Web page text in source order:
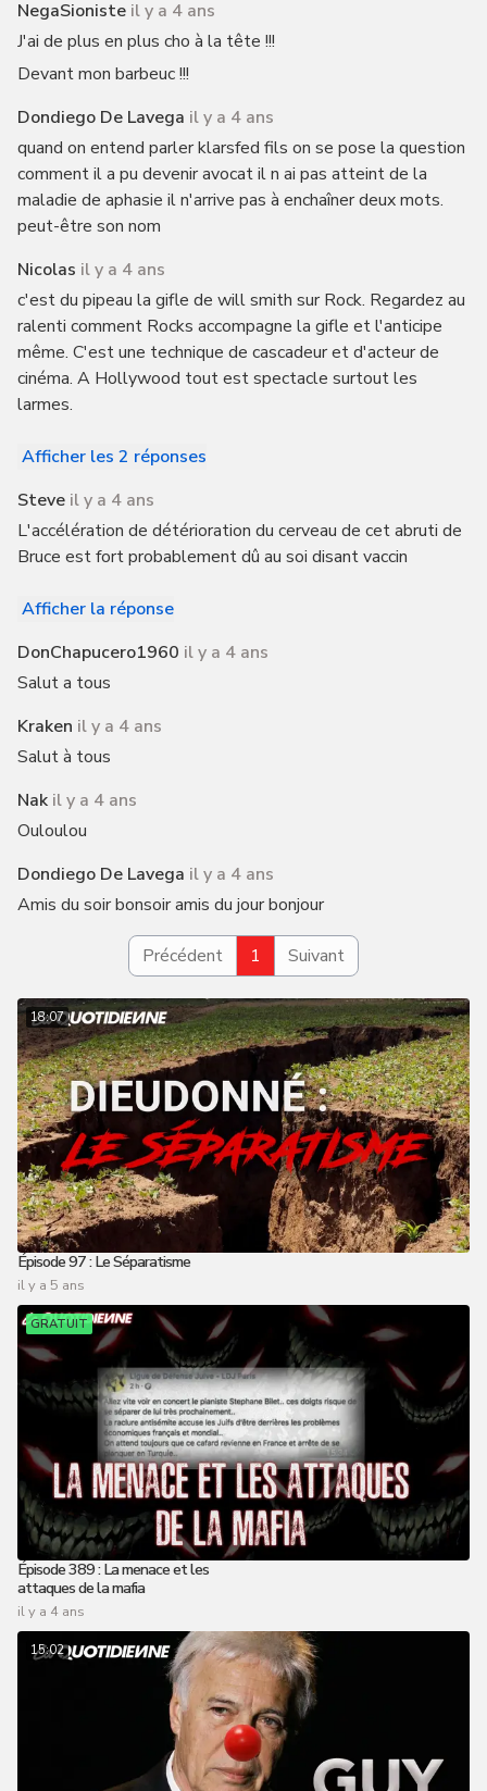
NegaSioniste il y a 4 ans
J'ai de plus en plus cho à la tête !!!
Devant mon barbeuc !!!
Dondiego De Lavega il y a 4 ans
quand on entend parler klarsfed fils on se pose la question
comment il a pu devenir avocat il n ai pas atteint de la
maladie de aphasie il n'arrive pas à enchaîner deux mots.
peut-être son nom
Nicolas il y a 4 ans
c'est du pipeau la gifle de will smith sur Rock. Regardez au
ralenti comment Rocks accompagne la gifle et l'anticipe
même. C'est une technique de cascadeur et d'acteur de
cinéma. A Hollywood tout est spectacle surtout les
larmes.
Afficher les 2 réponses
Steve il y a 4 ans
L'accélération de détérioration du cerveau de cet abruti de
Bruce est fort probablement dû au soi disant vaccin
Afficher la réponse
DonChapucero1960 il y a 4 ans
Salut a tous
Kraken il y a 4 ans
Salut à tous
Nak il y a 4 ans
Ouloulou
Dondiego De Lavega il y a 4 ans
Amis du soir bonsoir amis du jour bonjour
Précédent 1 Suivant
18:07
Épisode 97 : Le Séparatisme
il y a 5 ans
GRATUIT
Épisode 389 : La menace et les
attaques de la mafia
il y a 4 ans
15:02